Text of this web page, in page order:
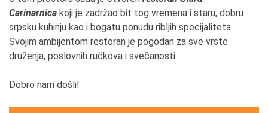
Carinarnica koji je zadržao bit tog vremena i staru, dobru
srpsku kuhinju kao i bogatu ponudu ribljih specijaliteta.
Svojim ambijentom restoran je pogodan za sve vrste
druženja, poslovnih ručkova i svečanosti.
Dobro nam došli!